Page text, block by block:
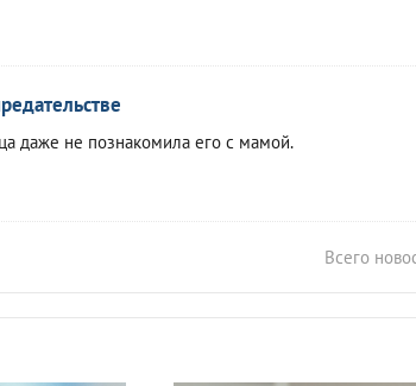
даже не познакомила его с мамой.
Всего